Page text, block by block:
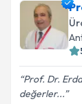
Prof. Dr.
değerler...